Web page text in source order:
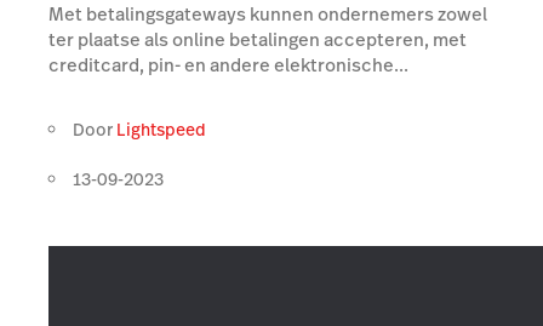
Met betalingsgateways kunnen ondernemers zowel
ter plaatse als online betalingen accepteren, met
creditcard, pin- en andere elektronische...
Door Lightspeed
13-09-2023